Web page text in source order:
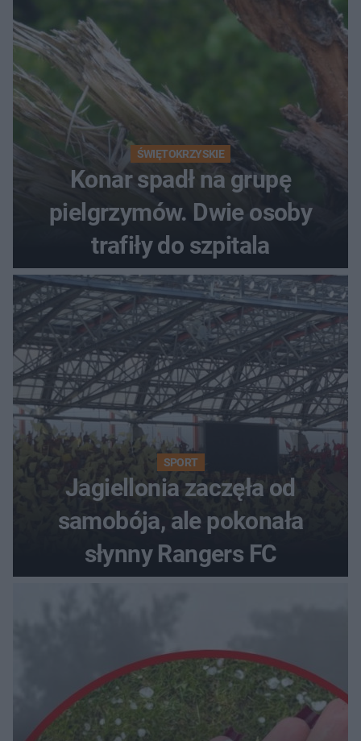
ŚWIĘTOKRZYSKIE
Konar spadł na grupę
pielgrzymów. Dwie osoby
trafiły do szpitala
SPORT
Jagiellonia zaczęła od
samobója, ale pokonała
słynny Rangers FC